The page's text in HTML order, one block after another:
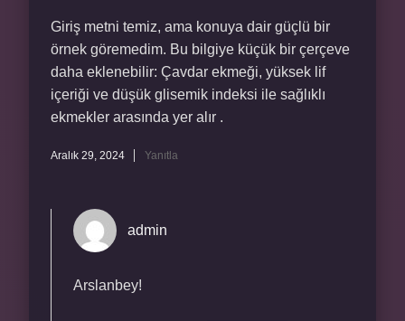
Giriş metni temiz, ama konuya dair güçlü bir
örnek göremedim. Bu bilgiye küçük bir çerçeve
daha eklenebilir: Çavdar ekmeği, yüksek lif
içeriği ve düşük glisemik indeksi ile sağlıklı
ekmekler arasında yer alır .
Aralık 29, 2024 Yanıtla
admin
Arslanbey!